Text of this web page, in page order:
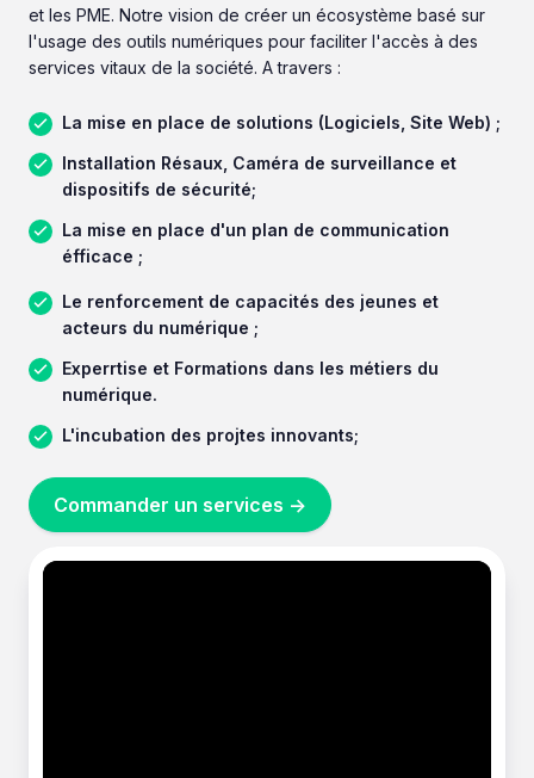
et les PME. Notre vision de créer un écosystème basé sur
l'usage des outils numériques pour faciliter l'accès à des
services vitaux de la société. A travers :
La mise en place de solutions (Logiciels, Site Web) ;
Installation Résaux, Caméra de surveillance et
dispositifs de sécurité;
La mise en place d'un plan de communication
éfficace ;
Le renforcement de capacités des jeunes et
acteurs du numérique ;
Experrtise et Formations dans les métiers du
numérique.
L'incubation des projtes innovants;
Commander un services ->